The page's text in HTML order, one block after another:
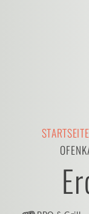
STARTSEITE